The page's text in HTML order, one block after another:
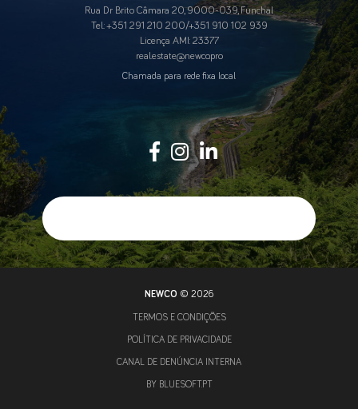
Rua Dr Brito Câmara 20, 9000-039, Funchal
Tel.:+351 291 210 200/+351 910 102 939
Licença AMI: 23377
real.estate@newco.pro
Chamada para rede fixa local
NEWCO © 2026
TERMOS E CONDIÇÕES
POLÍTICA DE PRIVACIDADE
CANAL DE DENÚNCIA INTERNA
BY BLUESOFT.PT